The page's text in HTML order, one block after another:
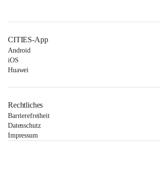
CITIES-App
Android
iOS
Huawei
Rechtliches
Barrierefreiheit
Datenschutz
Impressum